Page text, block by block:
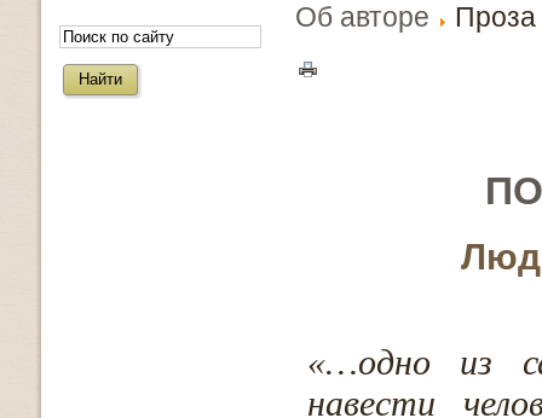
Об авторе Проза
«…одно из
навести